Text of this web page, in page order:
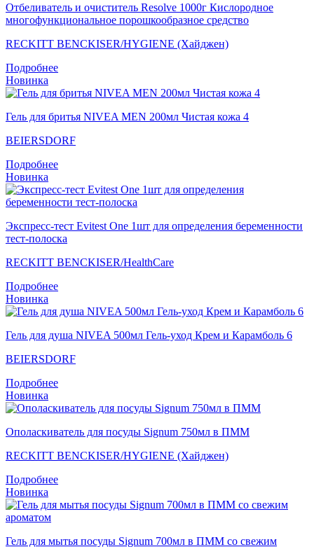
Отбеливатель и очиститель Resolve 1000г Кислородное
многофункциональное порошкообразное средство
RECKITT BENCKISER/HYGIENE (Хайджен)
Подробнее
Новинка
Гель для бритья NIVEA MEN 200мл Чистая кожа 4
BEIERSDORF
Подробнее
Новинка
Экспресс-тест Evitest One 1шт для определения беременности
тест-полоска
RECKITT BENCKISER/НealthСare
Подробнее
Новинка
Гель для душа NIVEA 500мл Гель-уход Крем и Карамболь 6
BEIERSDORF
Подробнее
Новинка
Ополаскиватель для посуды Signum 750мл в ПММ
RECKITT BENCKISER/HYGIENE (Хайджен)
Подробнее
Новинка
Гель для мытья посуды Signum 700мл в ПММ со свежим